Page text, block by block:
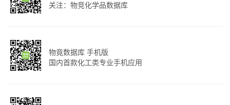
关注：物竞化学品数据库
物竟数据库 手机版
国内首款化工类专业手机应用